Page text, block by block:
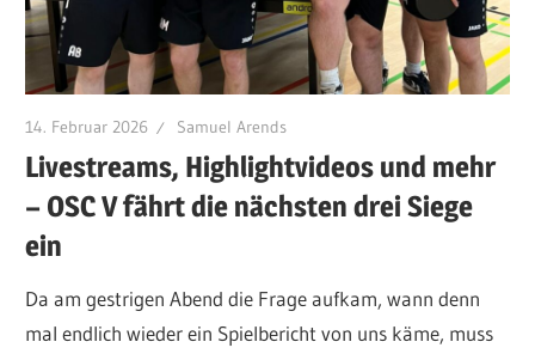
14. Februar 2026 Samuel Arends
Livestreams, Highlightvideos und mehr
– OSC V fährt die nächsten drei Siege
ein
Da am gestrigen Abend die Frage aufkam, wann denn
mal endlich wieder ein Spielbericht von uns käme, muss